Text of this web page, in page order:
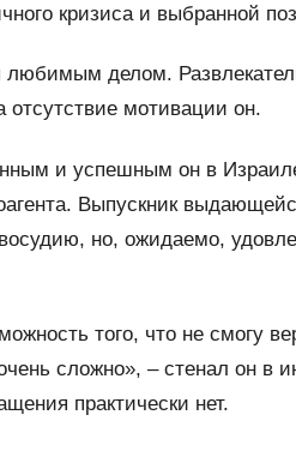
кризиса и выбранной
делом.
мотивации он.
и успешным он в
Выпускник
но, ожидаемо,
того, что не смогу
сложно», – стенал он в
практически нет.